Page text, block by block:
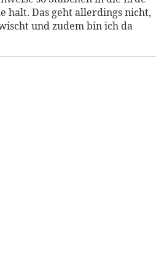
halt. Das geht allerdings nicht,
und zudem bin ich da